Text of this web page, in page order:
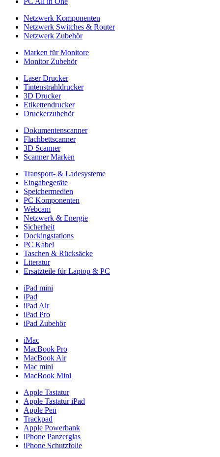
Netzwerk Komponenten
Netzwerk Switches & Router
Netzwerk Zubehör
Marken für Monitore
Monitor Zubehör
Laser Drucker
Tintenstrahldrucker
3D Drucker
Etikettendrucker
Druckerzubehör
Dokumentenscanner
Flachbettscanner
3D Scanner
Scanner Marken
Transport- & Ladesysteme
Eingabegeräte
Speichermedien
PC Komponenten
Webcam
Netzwerk & Energie
Sicherheit
Dockingstations
PC Kabel
Taschen & Rücksäcke
Literatur
Ersatzteile für Laptop & PC
iPad mini
iPad
iPad Air
iPad Pro
iPad Zubehör
iMac
MacBook Pro
MacBook Air
Mac mini
MacBook Mini
Apple Tastatur
Apple Tastatur iPad
Apple Pen
Trackpad
Apple Powerbank
iPhone Panzerglas
iPhone Schutzfolie